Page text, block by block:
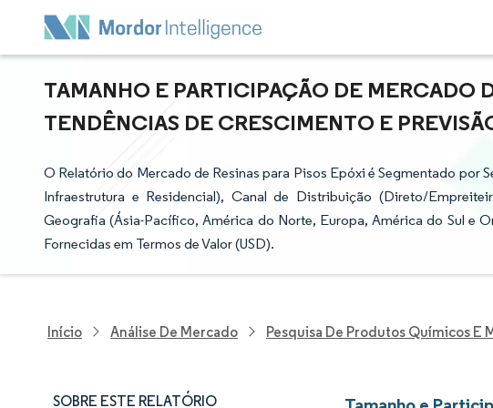
TAMANHO E PARTICIPAÇÃO DE MERCADO
TENDÊNCIAS DE CRESCIMENTO E
O Relatório do Mercado de Resinas para Pisos Epóxi é Segmentado por
Infraestrutura e Residencial), Canal de Distribuição (Direto/
Geografia (Ásia-Pacífico, América do Norte, Europa, América do Sul e
Fornecidas em Termos de Valor (USD).
Início Análise De Mercado Pesquisa De Produtos Químicos E
SOBRE ESTE RELATÓRIO